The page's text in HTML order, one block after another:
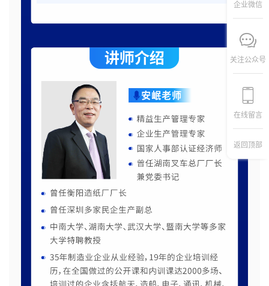
企业微信
关注公众号
在线留言
返回顶部